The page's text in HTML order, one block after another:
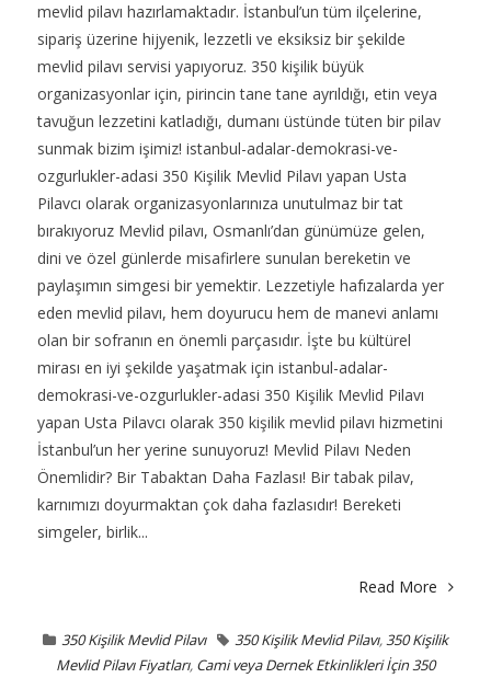
mevlid pilavı hazırlamaktadır. İstanbul’un tüm ilçelerine,
sipariş üzerine hijyenik, lezzetli ve eksiksiz bir şekilde
mevlid pilavı servisi yapıyoruz. 350 kişilik büyük
organizasyonlar için, pirincin tane tane ayrıldığı, etin veya
tavuğun lezzetini katladığı, dumanı üstünde tüten bir pilav
sunmak bizim işimiz! istanbul-adalar-demokrasi-ve-
ozgurlukler-adasi 350 Kişilik Mevlid Pilavı yapan Usta
Pilavcı olarak organizasyonlarınıza unutulmaz bir tat
bırakıyoruz Mevlid pilavı, Osmanlı’dan günümüze gelen,
dini ve özel günlerde misafirlere sunulan bereketin ve
paylaşımın simgesi bir yemektir. Lezzetiyle hafızalarda yer
eden mevlid pilavı, hem doyurucu hem de manevi anlamı
olan bir sofranın en önemli parçasıdır. İşte bu kültürel
mirası en iyi şekilde yaşatmak için istanbul-adalar-
demokrasi-ve-ozgurlukler-adasi 350 Kişilik Mevlid Pilavı
yapan Usta Pilavcı olarak 350 kişilik mevlid pilavı hizmetini
İstanbul’un her yerine sunuyoruz! Mevlid Pilavı Neden
Önemlidir? Bir Tabaktan Daha Fazlası! Bir tabak pilav,
karnımızı doyurmaktan çok daha fazlasıdır! Bereketi
simgeler, birlik...
Read More
350 Kişilik Mevlid Pilavı 350 Kişilik Mevlid Pilavı,350 Kişilik
Mevlid Pilavı Fiyatları, Cami veya Dernek Etkinlikleri İçin 350